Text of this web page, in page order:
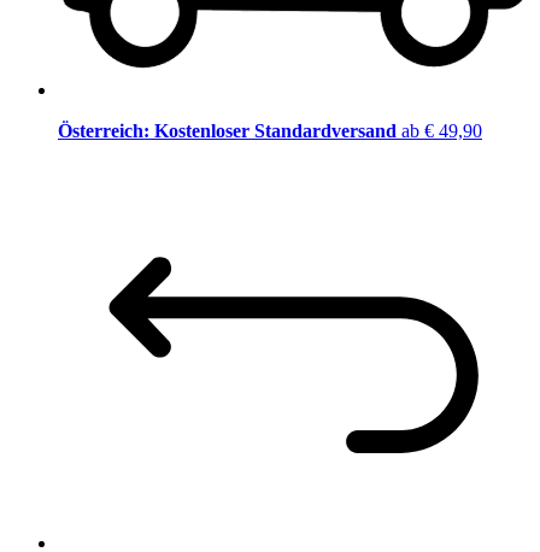
Österreich: Kostenloser Standardversand ab € 49,90